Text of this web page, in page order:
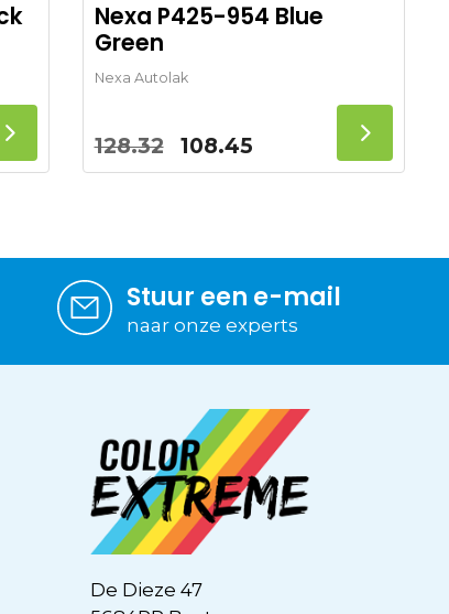
Nexa P425-954 Blue
Green
Nexa Autolak
128.32
Oorspronkelijke
prijs
108.45Huidige
prijs
Stuur een e-mail
naar onze experts
De Dieze 47